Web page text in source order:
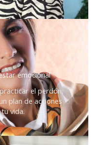
emocional
el perdón,
plan de acciones
vida.